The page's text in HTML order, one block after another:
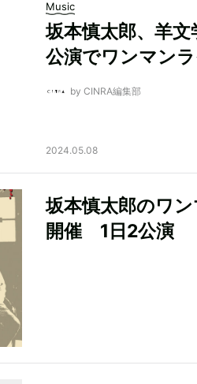
Music
坂本慎太郎、羊
公演でワンマン
by CINRA編集部
2024.05.08
坂本慎太郎のワ
開催 1日2公演